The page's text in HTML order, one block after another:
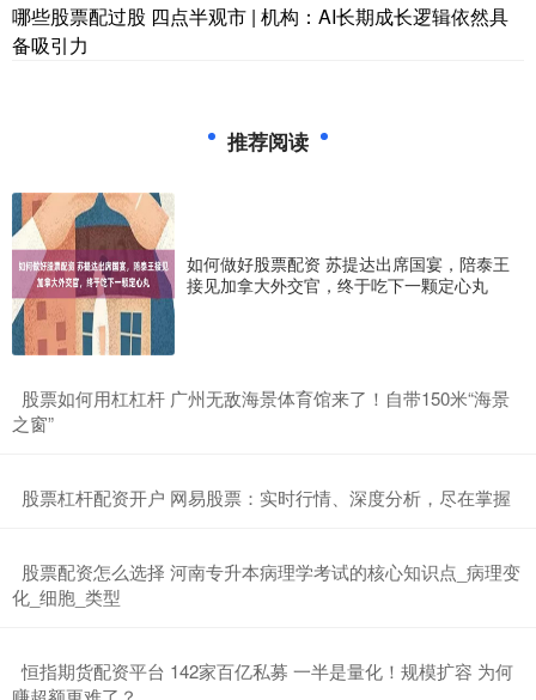
哪些股票配过股 四点半观市 | 机构：AI长期成长逻辑依然具
备吸引力
推荐阅读
如何做好股票配资 苏提达出席国宴，陪泰王
接见加拿大外交官，终于吃下一颗定心丸
​股票如何用杠杠杆 广州无敌海景体育馆来了！自带150米“海景
之窗”
​股票杠杆配资开户 网易股票：实时行情、深度分析，尽在掌握
​股票配资怎么选择 河南专升本病理学考试的核心知识点_病理变
化_细胞_类型
​恒指期货配资平台 142家百亿私募 一半是量化！规模扩容 为何